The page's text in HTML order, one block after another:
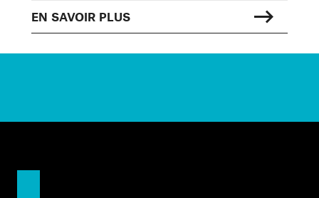
EN SAVOIR PLUS